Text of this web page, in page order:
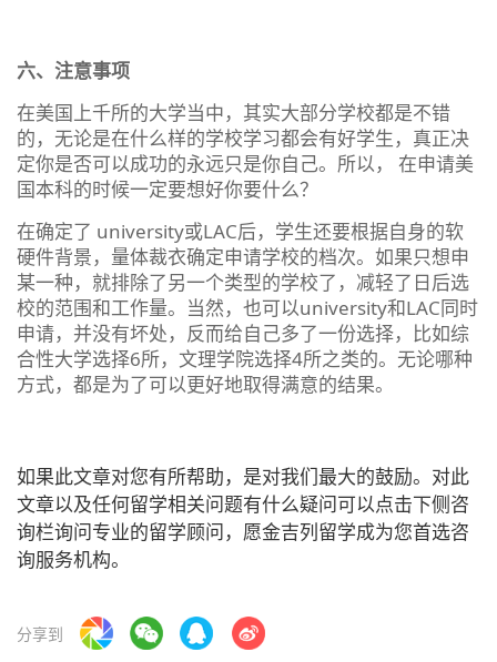
六、注意事项
在美国上千所的大学当中，其实大部分学校都是不错
的，无论是在什么样的学校学习都会有好学生，真正决
定你是否可以成功的永远只是你自己。所以， 在申请美
国本科的时候一定要想好你要什么？
在确定了 university或LAC后，学生还要根据自身的软
硬件背景，量体裁衣确定申请学校的档次。如果只想申
某一种，就排除了另一个类型的学校了，减轻了日后选
校的范围和工作量。当然，也可以university和LAC同时
申请，并没有坏处，反而给自己多了一份选择，比如综
合性大学选择6所，文理学院选择4所之类的。无论哪种
方式，都是为了可以更好地取得满意的结果。
如果此文章对您有所帮助，是对我们最大的鼓励。对此
文章以及任何留学相关问题有什么疑问可以点击下侧咨
询栏询问专业的留学顾问，愿金吉列留学成为您首选咨
询服务机构。
分享到